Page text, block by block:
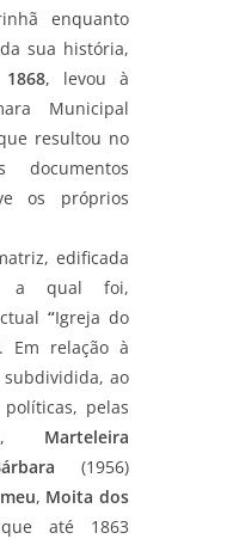
enquanto
sua história,
, levou à
Municipal
resultou no
documentos
os próprios
edificada
a qual foi,
“Igreja do
Em relação à
ao
pelas
, Marteleira
(1956)
, Moita dos
até 1863